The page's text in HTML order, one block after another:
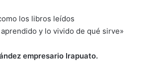
los libros leídos
y lo vivido de qué sirve»
empresario Irapuato.